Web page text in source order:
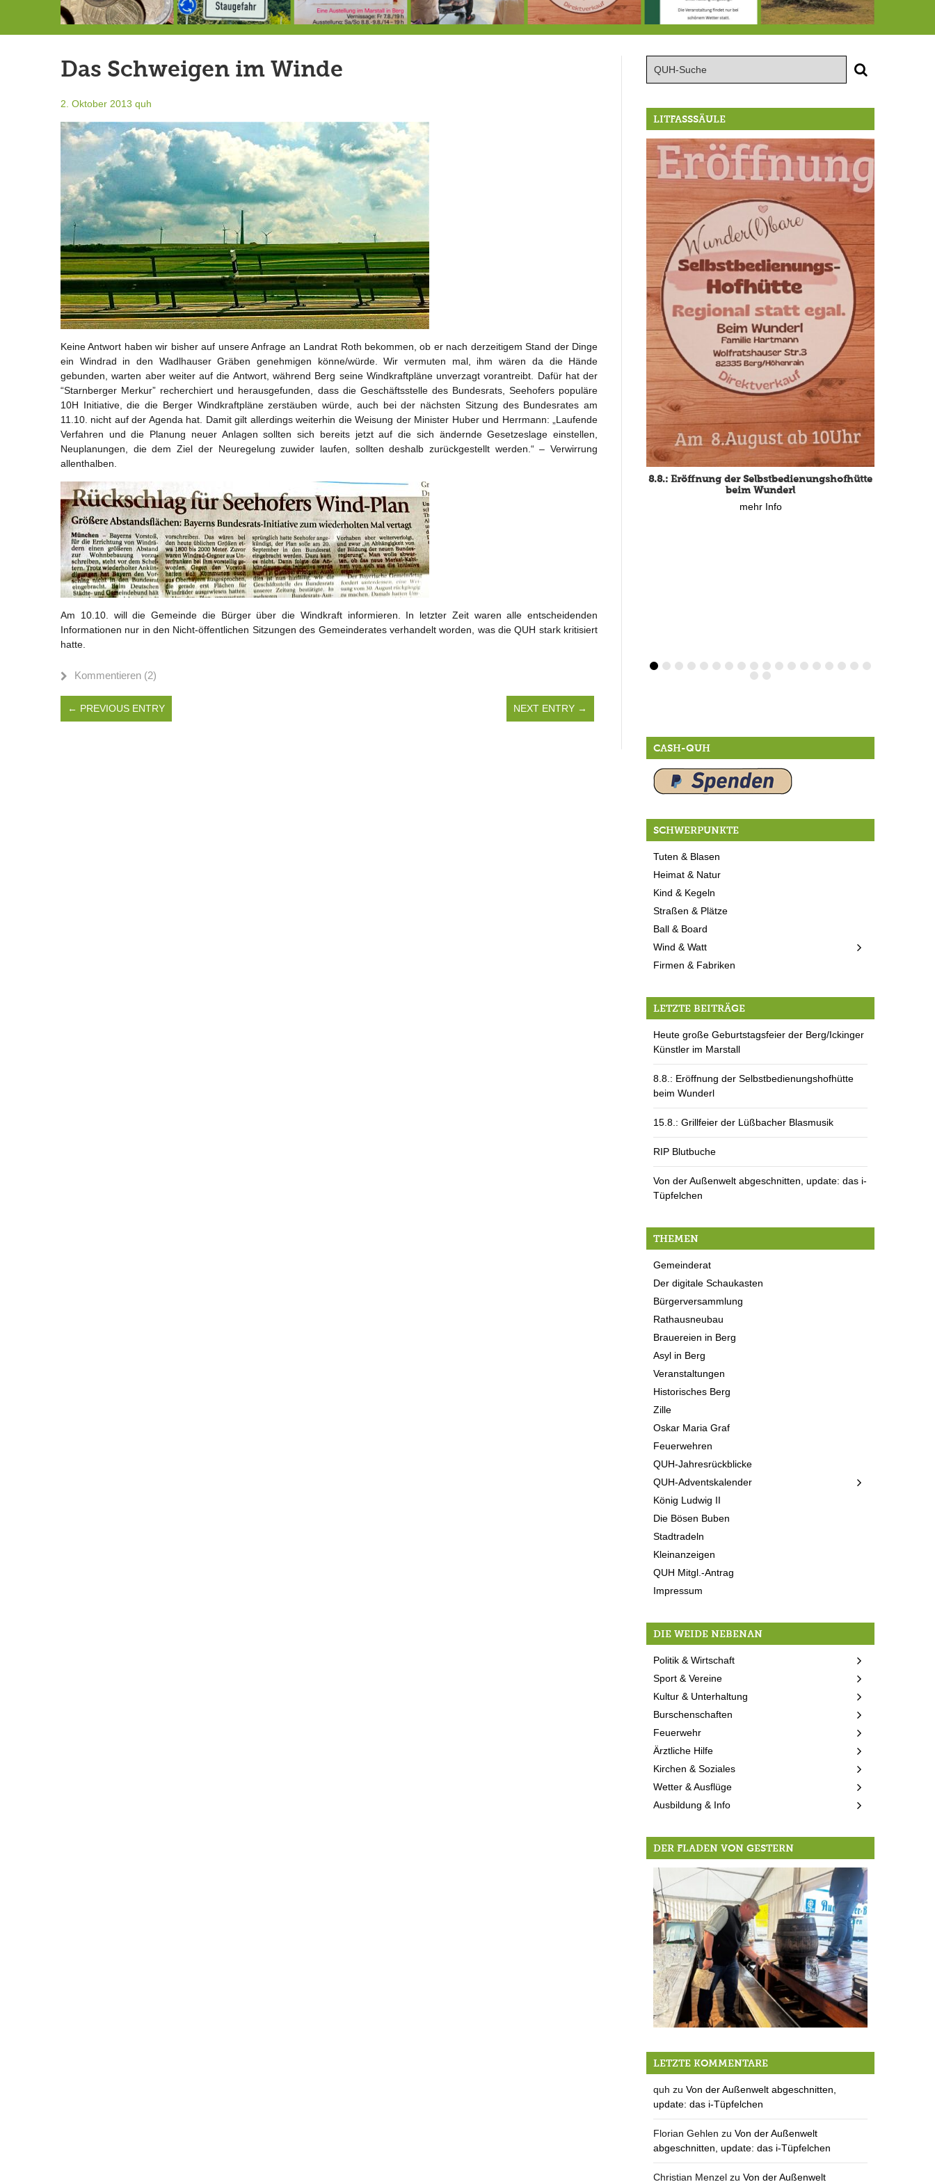
Das Schweigen im Winde
2. Oktober 2013 quh
Keine Antwort haben wir bisher auf unsere Anfrage an Landrat Roth bekommen, ob er nach derzeitigem Stand der Dinge
ein Windrad in den Wadlhauser Gräben genehmigen könne/würde. Wir vermuten mal, ihm wären da die Hände
gebunden, warten aber weiter auf die Antwort, während Berg seine Windkraftpläne unverzagt vorantreibt. Dafür hat der
“Starnberger Merkur” recherchiert und herausgefunden, dass die Geschäftsstelle des Bundesrats, Seehofers populäre
10H Initiative, die die Berger Windkraftpläne zerstäuben würde, auch bei der nächsten Sitzung des Bundesrates am
11.10. nicht auf der Agenda hat. Damit gilt allerdings weiterhin die Weisung der Minister Huber und Herrmann: „Laufende
Verfahren und die Planung neuer Anlagen sollten sich bereits jetzt auf die sich ändernde Gesetzeslage einstellen,
Neuplanungen, die dem Ziel der Neuregelung zuwider laufen, sollten deshalb zurückgestellt werden.“ – Verwirrung
allenthalben.
Am 10.10. will die Gemeinde die Bürger über die Windkraft informieren. In letzter Zeit waren alle entscheidenden
Informationen nur in den Nicht-öffentlichen Sitzungen des Gemeinderates verhandelt worden, was die QUH stark kritisiert
hatte.
Kommentieren (2)
← PREVIOUS ENTRY NEXT ENTRY →
LITFASSSÄULE
8.8.: Eröffnung der Selbstbedienungshofhütte
beim Wunderl
mehr Info
CASH-QUH
SCHWERPUNKTE
Tuten & Blasen
Heimat & Natur
Kind & Kegeln
Straßen & Plätze
Ball & Board
Wind & Watt
Firmen & Fabriken
LETZTE BEITRÄGE
Heute große Geburtstagsfeier der Berg/Ickinger
Künstler im Marstall
8.8.: Eröffnung der Selbstbedienungshofhütte
beim Wunderl
15.8.: Grillfeier der Lüßbacher Blasmusik
RIP Blutbuche
Von der Außenwelt abgeschnitten, update: das i-
Tüpfelchen
THEMEN
Gemeinderat
Der digitale Schaukasten
Bürgerversammlung
Rathausneubau
Brauereien in Berg
Asyl in Berg
Veranstaltungen
Historisches Berg
Zille
Oskar Maria Graf
Feuerwehren
QUH-Jahresrückblicke
QUH-Adventskalender
König Ludwig II
Die Bösen Buben
Stadtradeln
Kleinanzeigen
QUH Mitgl.-Antrag
Impressum
DIE WEIDE NEBENAN
Politik & Wirtschaft
Sport & Vereine
Kultur & Unterhaltung
Burschenschaften
Feuerwehr
Ärztliche Hilfe
Kirchen & Soziales
Wetter & Ausflüge
Ausbildung & Info
DER FLADEN VON GESTERN
LETZTE KOMMENTARE
quh zuVon der Außenwelt abgeschnitten,
update: das i-Tüpfelchen
Florian Gehlen zuVon der Außenwelt
abgeschnitten, update: das i-Tüpfelchen
Christian Menzel zuVon der Außenwelt